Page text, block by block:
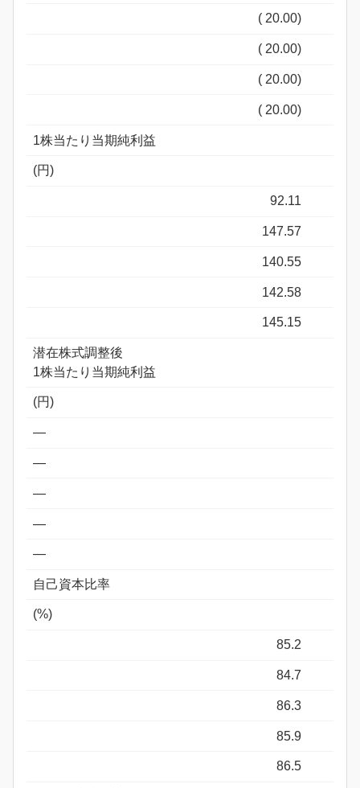
( 20.00)
( 20.00)
( 20.00)
( 20.00)
1株当たり当期純利益
(円)
92.11
147.57
140.55
142.58
145.15
潜在株式調整後
1株当たり当期純利益
(円)
―
―
―
―
―
自己資本比率
(%)
85.2
84.7
86.3
85.9
86.5